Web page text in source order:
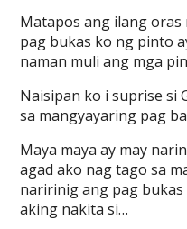
Matapos ang ilang oras
pag bukas ko ng pinto
naman muli ang mga
Naisipan ko i suprise si
sa mangyayaring pag
Maya maya ay may
agad ako nag tago sa
naririnig ang pag
aking nakita si…